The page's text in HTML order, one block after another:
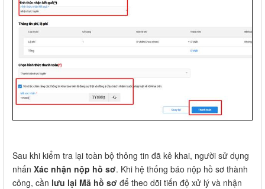
Sau khi kiểm tra lại toàn bộ thông tin đã kê khai, người sử dụng
nhấn Xác nhận nộp hồ sơ. Khi hệ thống báo nộp hồ sơ thành
công, cần lưu lại Mã hồ sơ để theo dõi tiến độ xử lý và nhận